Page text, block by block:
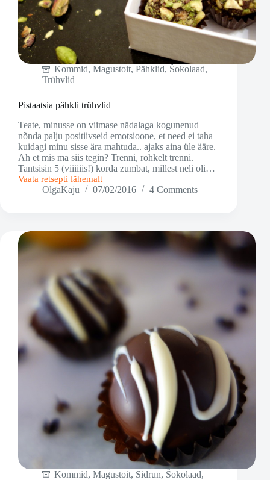
Kommid, Magustoit, Pähklid, Šokolaad,
Trühvlid
Pistaatsia pähkli trühvlid
Teate, minusse on viimase nädalaga kogunenud
nõnda palju positiivseid emotsioone, et need ei taha
kuidagi minu sisse ära mahtuda.. ajaks aina üle ääre.
Ah et mis ma siis tegin? Trenni, rohkelt trenni.
Tantsisin 5 (viiiiiis!) korda zumbat, millest neli oli…
Vaata retsepti lähemalt
Pistaatsia
OlgaKaju 07/02/2016 4 Comments
Kommid, Magustoit, Sidrun, Šokolaad,